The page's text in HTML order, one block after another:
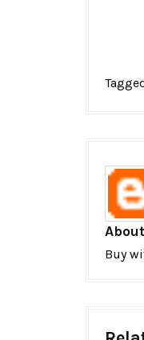
Buy